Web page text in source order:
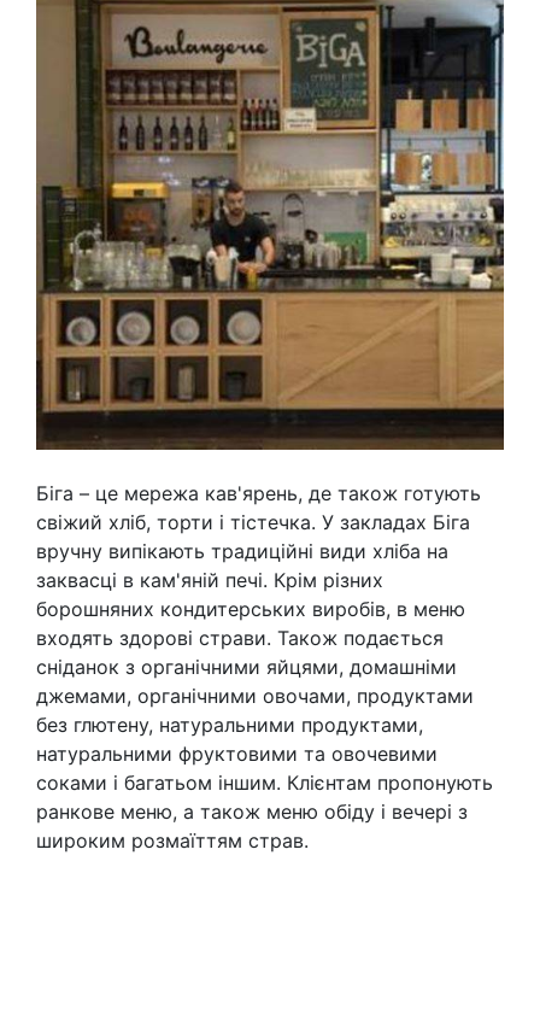
Біга – це мережа кав'ярень, де також готують
свіжий хліб, торти і тістечка. У закладах Біга
вручну випікають традиційні види хліба на
заквасці в кам'яній печі. Крім різних
борошняних кондитерських виробів, в меню
входять здорові страви. Також подається
сніданок з органічними яйцями, домашніми
джемами, органічними овочами, продуктами
без глютену, натуральними продуктами,
натуральними фруктовими та овочевими
соками і багатьом іншим. Клієнтам пропонують
ранкове меню, а також меню обіду і вечері з
широким розмаїттям страв.